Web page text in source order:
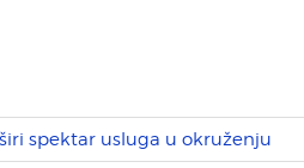
spektar usluga u okruženju